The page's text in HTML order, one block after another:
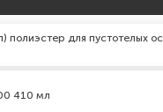
полиэстер для пустотелых
410 мл